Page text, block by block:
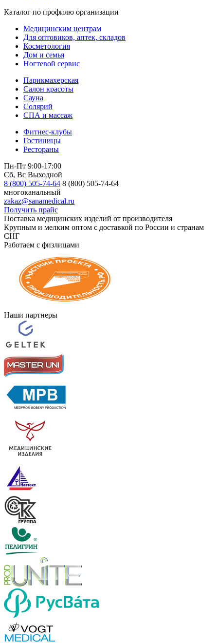
Каталог по профилю организации
Медицинским центрам
Для оптовиков, аптек, складов
Косметология
Дом и семья
Ногтевой сервис
Парикмахерская
Салон красоты
Сауна
Солярий
СПА и массаж
Фитнес-клубы
Гостиницы
Рестораны
Пн-Пт 9:00-17:00
Сб, Вс Выходной
8 (800) 505-74-64 8 (800) 505-74-64
многоканальный
zakaz@sanamedical.ru
Получить прайс
Поставка медицинских изделий от производителя
Крупным и мелким оптом с доставкой по России и странам
СНГ
Работаем с физлицами
Наши партнеры